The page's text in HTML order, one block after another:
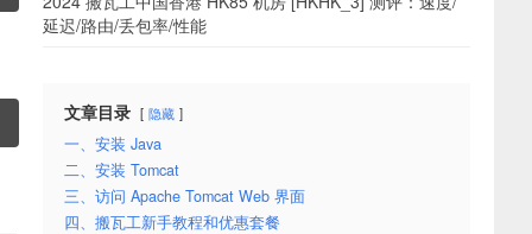
延迟/路由/丢包率/性能
文章目录 隐藏
一、安装 Java
二、安装 Tomcat
三、访问 Apache Tomcat Web 界面
四、搬瓦工新手教程和优惠套餐